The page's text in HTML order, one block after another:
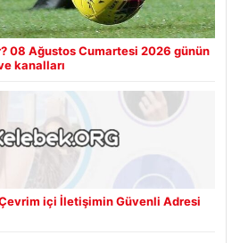
08 Ağustos Cumartesi 2026 günün
kanalları
içi İletişimin Güvenli Adresi